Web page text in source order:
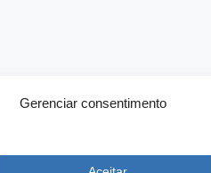
Gerenciar consentimento
D, Ed. Oscar Niemeyer, 9º